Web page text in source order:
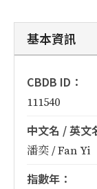
基本資訊
CBDB ID：
111540
中文名 / 英文
潘奕 / Fan Yi
指數年：